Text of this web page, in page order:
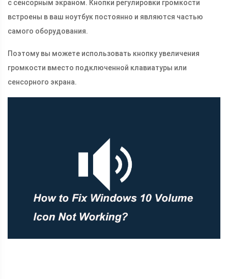
с сенсорным экраном. Кнопки регулировки громкости
встроены в ваш ноутбук постоянно и являются частью
самого оборудования.
Поэтому вы можете использовать кнопку увеличения
громкости вместо подключенной клавиатуры или
сенсорного экрана.